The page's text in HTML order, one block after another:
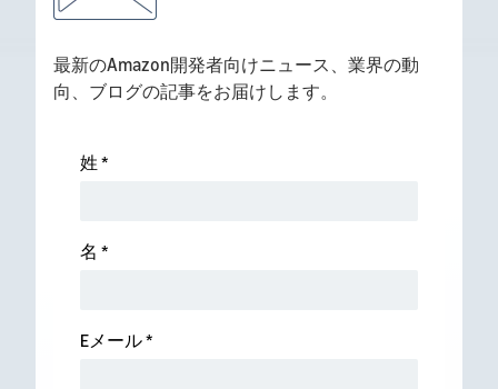
最新のAmazon開発者向けニュース、業界の動
向、ブログの記事をお届けします。